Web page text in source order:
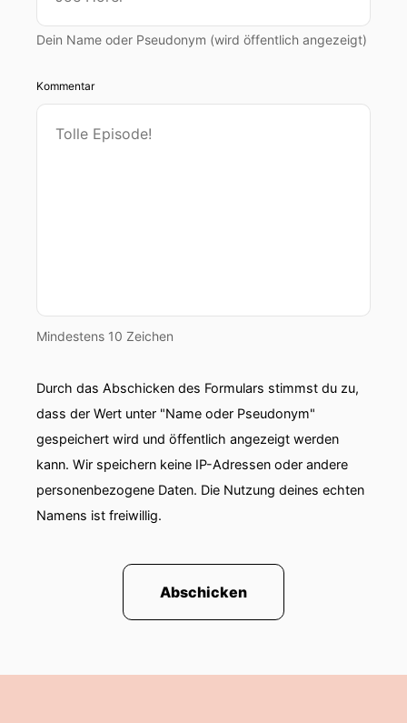
Dein Name oder Pseudonym (wird öffentlich angezeigt)
Kommentar
Mindestens 10 Zeichen
Durch das Abschicken des Formulars stimmst du zu,
dass der Wert unter "Name oder Pseudonym"
gespeichert wird und öffentlich angezeigt werden
kann. Wir speichern keine IP-Adressen oder andere
personenbezogene Daten. Die Nutzung deines echten
Namens ist freiwillig.
Abschicken